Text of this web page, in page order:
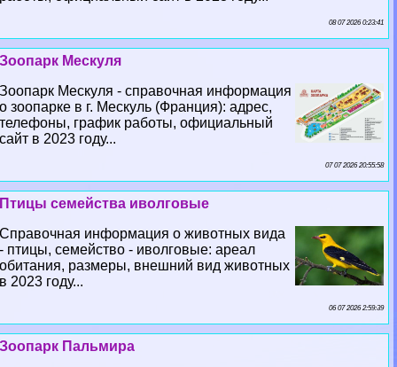
08 07 2026 0:23:41
Зоопарк Мескуля
Зоопарк Мескуля - справочная информация
о зоопарке в г. Мескуль (Франция): адрес,
телефоны, график работы, официальный
сайт в 2023 году...
07 07 2026 20:55:58
Птицы семейства иволговые
Справочная информация о животных вида
- птицы, семейство - иволговые: ареал
обитания, размеры, внешний вид животных
в 2023 году...
06 07 2026 2:59:39
Зоопарк Пальмира